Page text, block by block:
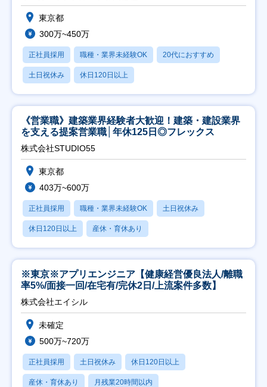
東京都
300万~450万
正社員採用 職種・業界未経験OK 20代におすすめ
土日祝休み 休日120日以上
《営業職》建築業界経験者大歓迎！建築・建設業界
を支える提案営業職│年休125日◎フレックス
株式会社STUDIO55
東京都
403万~600万
正社員採用 職種・業界未経験OK 土日祝休み
休日120日以上 産休・育休あり
※東京※アプリエンジニア【健康経営優良法人/離職
率5%/面接一回/在宅有/完休2日/上流案件多数】
株式会社エイシル
未確定
500万~720万
正社員採用 土日祝休み 休日120日以上
産休・育休あり 月残業20時間以内